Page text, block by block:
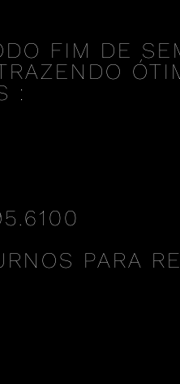
FIM DE
:
PARA